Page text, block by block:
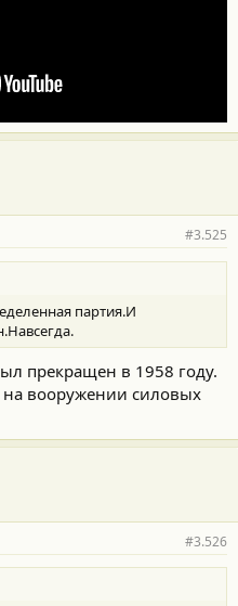
#3.525
партия.И
прекращен в 1958 году.
вооружении силовых
#3.526